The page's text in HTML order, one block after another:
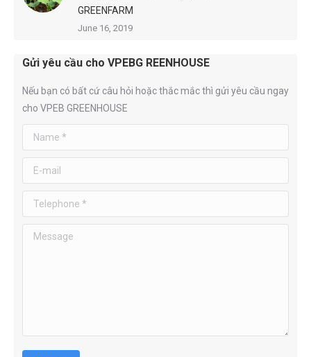
GREENFARM
June 16, 2019
Gửi yêu cầu cho VPEBG REENHOUSE
Nếu bạn có bất cứ câu hỏi hoặc thắc mắc thì gửi yêu cầu ngay
cho VPEB GREENHOUSE
Name *
E-mail
Telephone *
Message